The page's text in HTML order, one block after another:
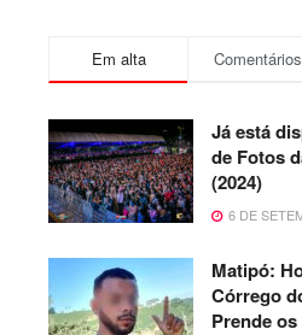
Em alta Comentários
Já está
de Fotos
(2024)
6 DE
Matipó:
Córrego
Prende